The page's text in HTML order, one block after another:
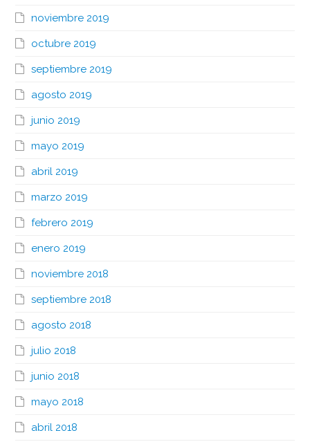
noviembre 2019
octubre 2019
septiembre 2019
agosto 2019
junio 2019
mayo 2019
abril 2019
marzo 2019
febrero 2019
enero 2019
noviembre 2018
septiembre 2018
agosto 2018
julio 2018
junio 2018
mayo 2018
abril 2018